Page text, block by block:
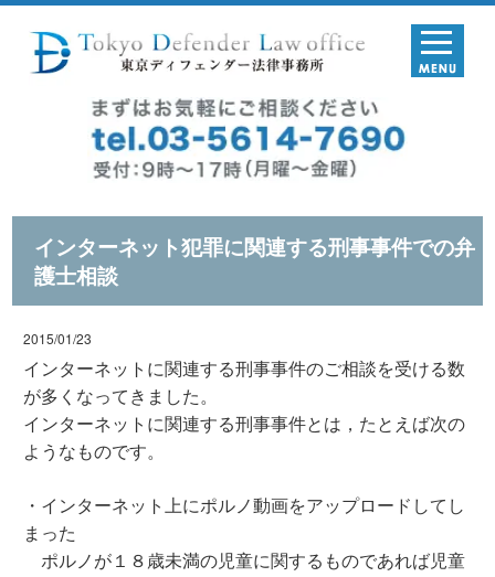
インターネット犯罪に関連する刑事事件での弁
護士相談
2015/01/23
インターネットに関連する刑事事件のご相談を受ける数
が多くなってきました。
インターネットに関連する刑事事件とは，たとえば次の
ようなものです。
・インターネット上にポルノ動画をアップロードしてし
まった
ポルノが１８歳未満の児童に関するものであれば児童